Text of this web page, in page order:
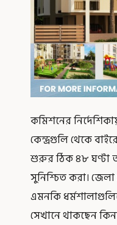
কমিশনের
কেন্দ্রগুলি থেকে
শুরুর ঠিক ৪৮ ঘণ্টা
সুনিশ্চিত করা।
এমনকি
সেখানে থাকছেন